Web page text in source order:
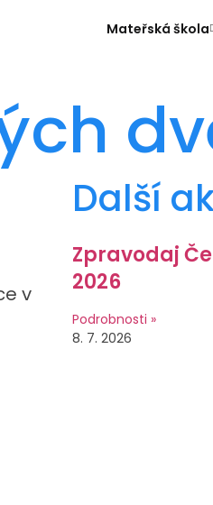
Mateřská škola
v
Další
Zpravodaj
2026
Podrobnosti »
8. 7. 2026